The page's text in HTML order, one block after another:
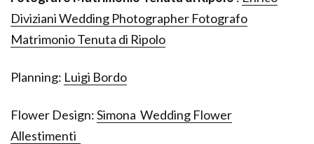
Diviziani Wedding Photographer Fotografo
Matrimonio Tenuta di Ripolo
Planning: Luigi Bordo
Flower Design:Simona Wedding Flower
Allestimenti